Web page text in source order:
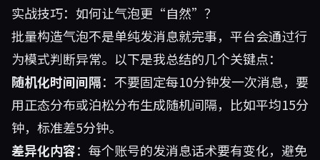
实战技巧：如何让气泡更“自然”？
批量构造气泡不是单纯发消息就完事，平台会通过行
为模式判断异常。以下是我总结的几个关键点：
随机化时间间隔：不要固定每10分钟发一次消息，要
用正态分布或泊松分布生成随机间隔，比如平均15分
钟，标准差5分钟。
差异化内容：每个账号的发消息话术要有变化，避免